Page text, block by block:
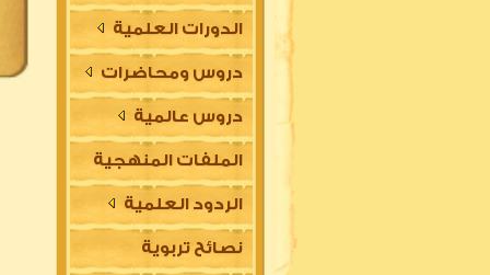
الدورات العلمية
دروس ومحاضرات
دروس عالمية
الملفات المنهجية
الردود العلمية
نصائح تربوية